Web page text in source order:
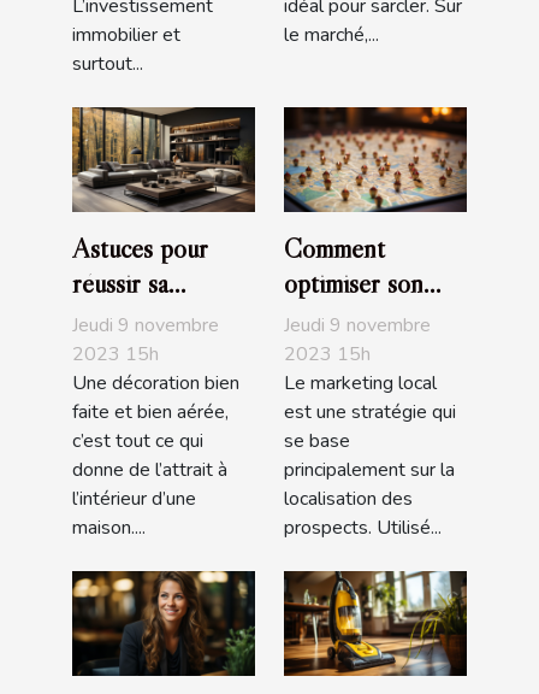
L’investissement
immobilier et
surtout...
idéal pour sarcler. Sur
le marché,...
Astuces pour
réussir sa
décoration
d'intérieur
Jeudi 9 novembre
2023 15h
Une décoration bien
faite et bien aérée,
c’est tout ce qui
donne de l’attrait à
l’intérieur d’une
maison....
Comment
optimiser son
marketing local ?
Jeudi 9 novembre
2023 15h
Le marketing local
est une stratégie qui
se base
principalement sur la
localisation des
prospects. Utilisé...